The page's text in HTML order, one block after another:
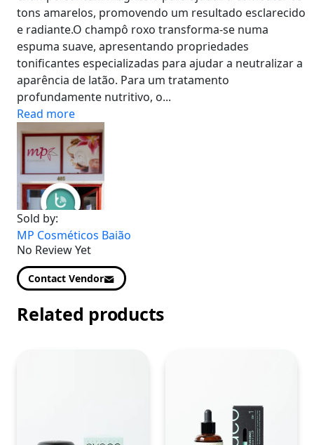
tons amarelos, promovendo um resultado esclarecido
e radiante.O champô roxo transforma-se numa
espuma suave, apresentando propriedades
tonificantes especializadas para ajudar a neutralizar a
aparência de latão. Para um tratamento
profundamente nutritivo, o...
Read more
Sold by:
MP Cosméticos Baião
No Review Yet
Contact Vendor
Related products